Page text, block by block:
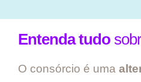
Entenda tudo
O consórcio é uma